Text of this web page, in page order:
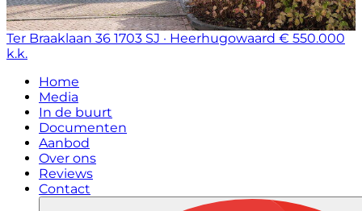
Ter Braaklaan 36 1703 SJ · Heerhugowaard € 550.000
k.k.
Home
Media
In de buurt
Documenten
Aanbod
Over ons
Reviews
Contact